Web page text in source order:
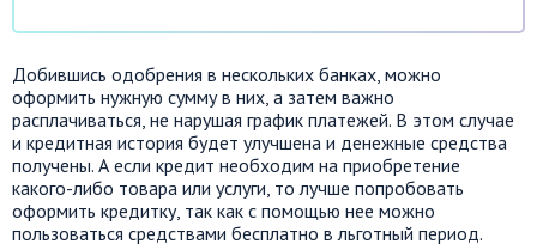
Добившись одобрения в нескольких банках, можно
оформить нужную сумму в них, а затем важно
расплачиваться, не нарушая график платежей. В этом случае
и кредитная история будет улучшена и денежные средства
получены. А если кредит необходим на приобретение
какого-либо товара или услуги, то лучше попробовать
оформить кредитку, так как с помощью нее можно
пользоваться средствами бесплатно в льготный период.